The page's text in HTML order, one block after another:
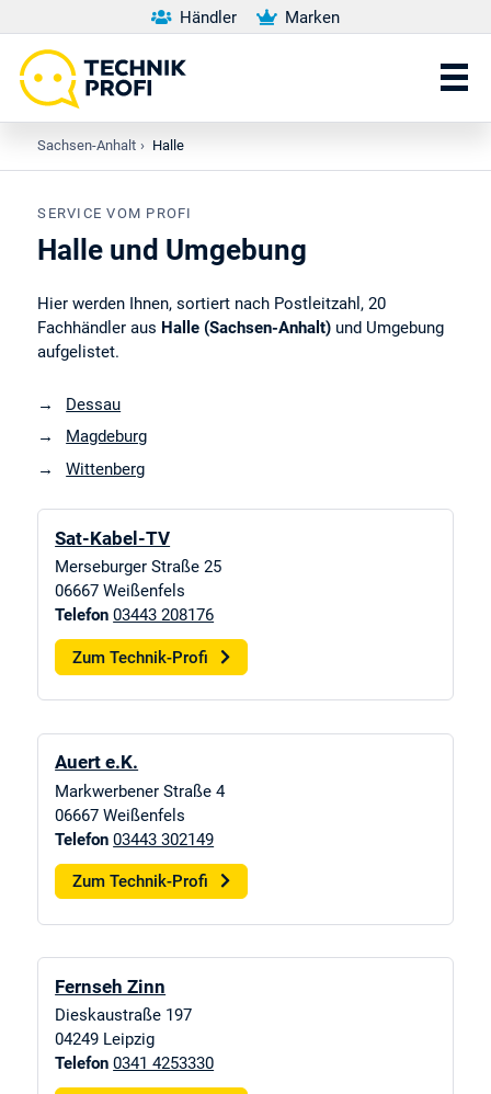
Händler Marken
Sachsen-Anhalt › Halle
SERVICE VOM PROFI
Halle und Umgebung
Hier werden Ihnen, sortiert nach Postleitzahl, 20
Fachhändler aus Halle (Sachsen-Anhalt) und Umgebung
aufgelistet.
Dessau
Magdeburg
Wittenberg
Sat-Kabel-TV
Merseburger Straße 25
06667 Weißenfels
Telefon 03443 208176
Zum Technik-Profi
Auert e.K.
Markwerbener Straße 4
06667 Weißenfels
Telefon 03443 302149
Zum Technik-Profi
Fernseh Zinn
Dieskaustraße 197
04249 Leipzig
Telefon 0341 4253330